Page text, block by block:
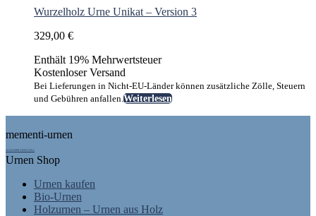
Wurzelholz Urne Unikat – Version 3
329,00 €
Enthält 19% Mehrwertsteuer
Kostenloser Versand
Bei Lieferungen in Nicht-EU-Länder können zusätzliche Zölle, Steuern
und Gebühren anfallen.Weiterlesen
mementi-urnen
AUSGEZEICHNET.ORG
Urnen Shop
Urnen kaufen
Bio-Urnen
Holzurnen – Urnen aus Holz